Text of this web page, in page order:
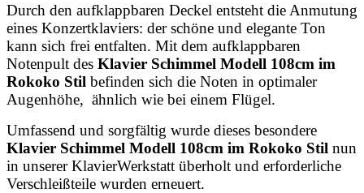
Durch den aufklappbaren Deckel entsteht die Anmutung
eines Konzertklaviers: der schöne und elegante Ton
kann sich frei entfalten. Mit dem aufklappbaren
Notenpult des Klavier Schimmel Modell 108cm im
Rokoko Stil befinden sich die Noten in optimaler
Augenhöhe, ähnlich wie bei einem Flügel.
Umfassend und sorgfältig wurde dieses besondere
Klavier Schimmel Modell 108cm im Rokoko Stil nun
in unserer KlavierWerkstatt überholt und erforderliche
Verschleißteile wurden erneuert.